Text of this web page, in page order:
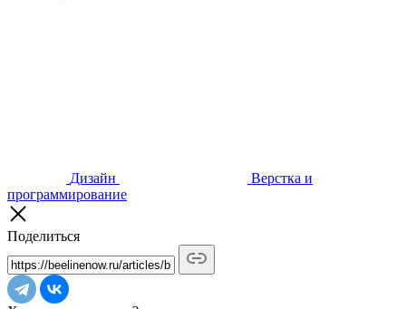
Дизайн
Верстка и
программирование
Поделиться